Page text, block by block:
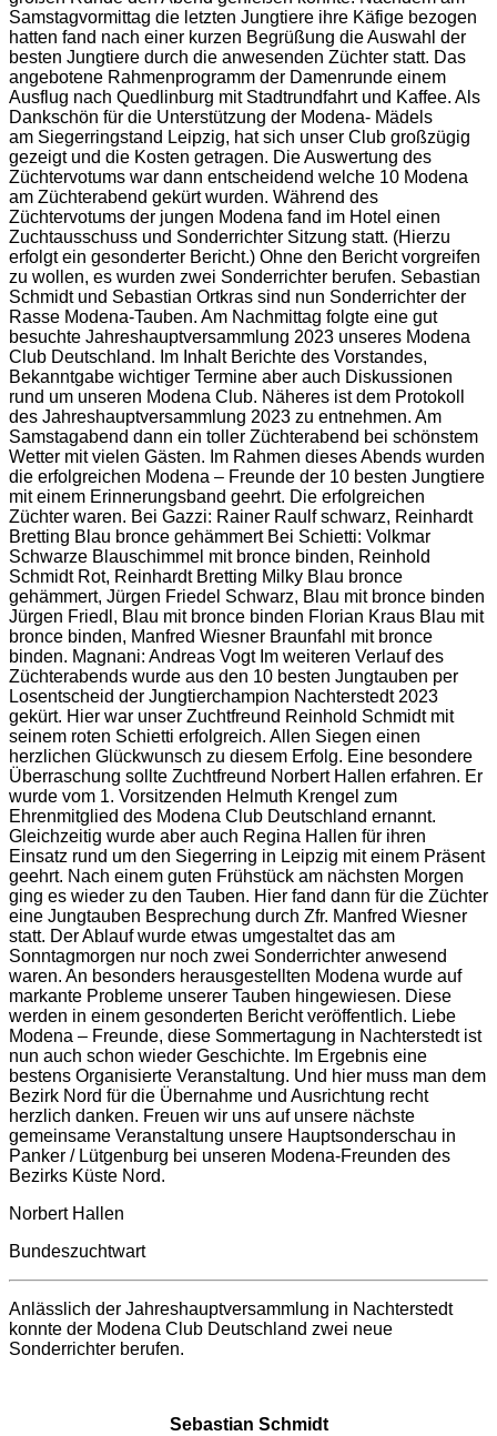
Samstagvormittag die letzten Jungtiere ihre Käfige bezogen
hatten fand nach einer kurzen Begrüßung die Auswahl der
besten Jungtiere durch die anwesenden Züchter statt. Das
angebotene Rahmenprogramm der Damenrunde einem
Ausflug nach Quedlinburg mit Stadtrundfahrt und Kaffee. Als
Dankschön für die Unterstützung der Modena- Mädels
am Siegerringstand Leipzig, hat sich unser Club großzügig
gezeigt und die Kosten getragen. Die Auswertung des
Züchtervotums war dann entscheidend welche 10 Modena
am Züchterabend gekürt wurden. Während des
Züchtervotums der jungen Modena fand im Hotel einen
Zuchtausschuss und Sonderrichter Sitzung statt. (Hierzu
erfolgt ein gesonderter Bericht.) Ohne den Bericht vorgreifen
zu wollen, es wurden zwei Sonderrichter berufen. Sebastian
Schmidt und Sebastian Ortkras sind nun Sonderrichter der
Rasse Modena-Tauben. Am Nachmittag folgte eine gut
besuchte Jahreshauptversammlung 2023 unseres Modena
Club Deutschland. Im Inhalt Berichte des Vorstandes,
Bekanntgabe wichtiger Termine aber auch Diskussionen
rund um unseren Modena Club. Näheres ist dem Protokoll
des Jahreshauptversammlung 2023 zu entnehmen. Am
Samstagabend dann ein toller Züchterabend bei schönstem
Wetter mit vielen Gästen. Im Rahmen dieses Abends wurden
die erfolgreichen Modena – Freunde der 10 besten Jungtiere
mit einem Erinnerungsband geehrt. Die erfolgreichen
Züchter waren. Bei Gazzi: Rainer Raulf schwarz, Reinhardt
Bretting Blau bronce gehämmert Bei Schietti: Volkmar
Schwarze Blauschimmel mit bronce binden, Reinhold
Schmidt Rot, Reinhardt Bretting Milky Blau bronce
gehämmert, Jürgen Friedel Schwarz, Blau mit bronce binden
Jürgen Friedl, Blau mit bronce binden Florian Kraus Blau mit
bronce binden, Manfred Wiesner Braunfahl mit bronce
binden. Magnani: Andreas Vogt Im weiteren Verlauf des
Züchterabends wurde aus den 10 besten Jungtauben per
Losentscheid der Jungtierchampion Nachterstedt 2023
gekürt. Hier war unser Zuchtfreund Reinhold Schmidt mit
seinem roten Schietti erfolgreich. Allen Siegen einen
herzlichen Glückwunsch zu diesem Erfolg. Eine besondere
Überraschung sollte Zuchtfreund Norbert Hallen erfahren. Er
wurde vom 1. Vorsitzenden Helmuth Krengel zum
Ehrenmitglied des Modena Club Deutschland ernannt.
Gleichzeitig wurde aber auch Regina Hallen für ihren
Einsatz rund um den Siegerring in Leipzig mit einem Präsent
geehrt. Nach einem guten Frühstück am nächsten Morgen
ging es wieder zu den Tauben. Hier fand dann für die Züchter
eine Jungtauben Besprechung durch Zfr. Manfred Wiesner
statt. Der Ablauf wurde etwas umgestaltet das am
Sonntagmorgen nur noch zwei Sonderrichter anwesend
waren. An besonders herausgestellten Modena wurde auf
markante Probleme unserer Tauben hingewiesen. Diese
werden in einem gesonderten Bericht veröffentlich. Liebe
Modena – Freunde, diese Sommertagung in Nachterstedt ist
nun auch schon wieder Geschichte. Im Ergebnis eine
bestens Organisierte Veranstaltung. Und hier muss man dem
Bezirk Nord für die Übernahme und Ausrichtung recht
herzlich danken. Freuen wir uns auf unsere nächste
gemeinsame Veranstaltung unsere Hauptsonderschau in
Panker / Lütgenburg bei unseren Modena-Freunden des
Bezirks Küste Nord.
Norbert Hallen
Bundeszuchtwart
Anlässlich der Jahreshauptversammlung in Nachterstedt
konnte der Modena Club Deutschland zwei neue
Sonderrichter berufen.
Sebastian Schmidt